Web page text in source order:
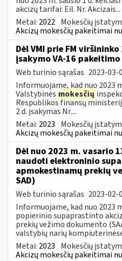
akcizų tarifai: Eil. Nr. Akcizais...
Metai: 2022 Mokesčių
Akcizų mokesčių pakeitimai
Dėl VMI prie FM
įsakymo VA-16 pakeitimo
Web turinio sąrašas 2023-03-
Informuojame, kad nuo 2023
Valstybinės mokesčių
Respublikos finansų
2 d. įsakymas Nr....
Metai: 2023 Mokesčių
Akcizų mokesčių pakeitimai
Dėl nuo 2023 m. vasario
naudoti elektroninio
apmokestinamų prekių
SAD)
Web turinio sąrašas 2023-02-
Informuojame, kad nuo 2023
popierinio supaprastinto
prekių vežimo dokumento
valstybių narių
Metai: 2023 Mokesčių
Akcizų mokesčių pakeitimai